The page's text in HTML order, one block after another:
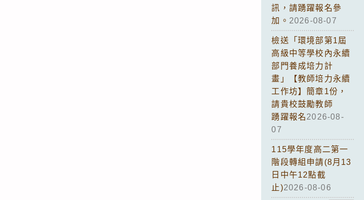
訊，請踴躍報名參
加。 2026-08-07
檢送「環境部第1屆
高級中等學校內永續
部門養成培力計
畫」【教師培力永續
工作坊】簡章1份，
請貴校鼓勵教師
踴躍報名2026-08-
07
115學年度高二第一
階段轉組申請(8月13
日中午12點截
止)2026-08-06